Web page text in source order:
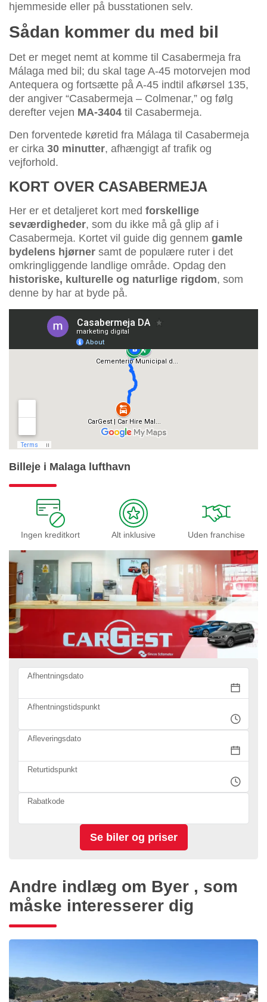
hjemmeside eller på busstationen selv.
Sådan kommer du med bil
Det er meget nemt at komme til Casabermeja fra
Málaga med bil; du skal tage A-45 motorvejen mod
Antequera og fortsætte på A-45 indtil afkørsel 135,
der angiver “Casabermeja – Colmenar,” og følg
derefter vejen MA-3404 til Casabermeja.
Den forventede køretid fra Málaga til Casabermeja
er cirka 30 minutter, afhængigt af trafik og
vejforhold.
KORT OVER CASABERMEJA
Her er et detaljeret kort med forskellige
seværdigheder, som du ikke må gå glip af i
Casabermeja. Kortet vil guide dig gennem gamle
bydelens hjørner samt de populære ruter i det
omkringliggende landlige område. Opdag den
historiske, kulturelle og naturlige rigdom, som
denne by har at byde på.
Billeje i Malaga lufthavn
Ingen kreditkort Alt inklusive Uden franchise
Afhentningsdato
Afhentningstidspunkt
Afleveringsdato
Returtidspunkt
Rabatkode
Andre indlæg om Byer , som
måske interesserer dig